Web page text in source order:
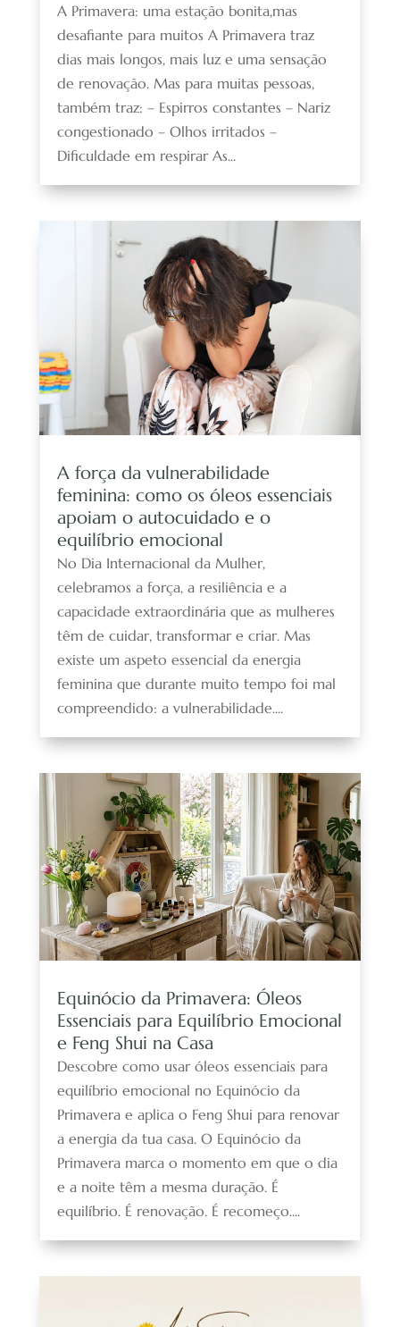
A Primavera: uma estação bonita,mas
desafiante para muitos A Primavera traz
dias mais longos, mais luz e uma sensação
de renovação. Mas para muitas pessoas,
também traz: – Espirros constantes – Nariz
congestionado – Olhos irritados –
Dificuldade em respirar As...
A força da vulnerabilidade
feminina: como os óleos essenciais
apoiam o autocuidado e o
equilíbrio emocional
No Dia Internacional da Mulher,
celebramos a força, a resiliência e a
capacidade extraordinária que as mulheres
têm de cuidar, transformar e criar. Mas
existe um aspeto essencial da energia
feminina que durante muito tempo foi mal
compreendido: a vulnerabilidade....
Equinócio da Primavera: Óleos
Essenciais para Equilíbrio Emocional
e Feng Shui na Casa
Descobre como usar óleos essenciais para
equilíbrio emocional no Equinócio da
Primavera e aplica o Feng Shui para renovar
a energia da tua casa. O Equinócio da
Primavera marca o momento em que o dia
e a noite têm a mesma duração. É
equilíbrio. É renovação. É recomeço....